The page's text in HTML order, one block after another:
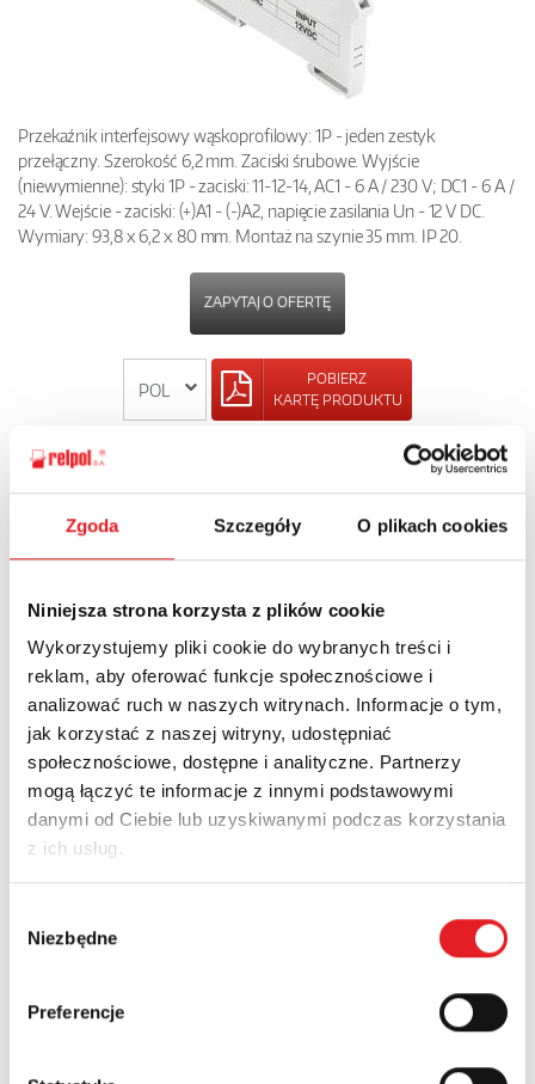
Zgoda Szczegóły O plikach cookies
Niniejsza strona korzysta z plików cookie
Wykorzystujemy pliki cookie do wybranych treści i
reklam, aby oferować funkcje społecznościowe i
analizować ruch w naszych witrynach. Informacje o tym,
jak korzystać z naszej witryny, udostępniać
społecznościowe, dostępne i analityczne. Partnerzy
mogą łączyć te informacje z innymi podstawowymi
danymi od Ciebie lub uzyskiwanymi podczas korzystania
z ich usług.
zgody
Niezbędne
Preferencje
Przekaźnik interfejsowy wąskoprofilowy: 1P - jeden zestyk
przełączny. Szerokość 6,2 mm. Zaciski śrubowe. Wyjście
(niewymienne): styki 1P - zaciski: 11-12-14, AC1 - 6 A / 230 V; DC1 - 6 A /
24 V. Wejście - zaciski: (+)A1 - (-)A2, napięcie zasilania Un - 12 V DC.
Wymiary: 93,8 x 6,2 x 80 mm. Montaż na szynie 35 mm. IP 20.
ZAPYTAJ O OFERTĘ
POBIERZ
KARTĘ PRODUKTU
Zapytaj o szczegóły oferty
Imię i nazwisko: *
Adres e-mail: *
Nazwa firmy:
Numer telefonu: